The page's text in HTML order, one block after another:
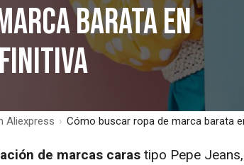
barata en
Aliexpress › Cómo buscar ropa de marca barata
de marcas caras tipo Pepe Jeans,